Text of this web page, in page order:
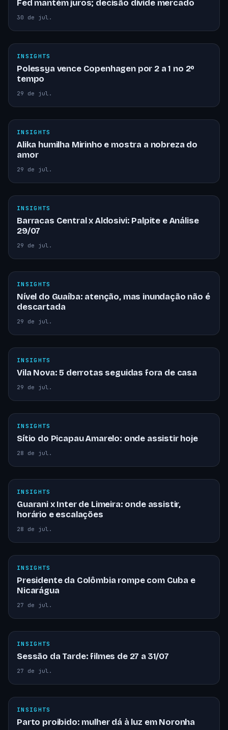
Fed mantém juros; decisão divide mercado
30 de jul.
INSIGHTS
Polessya vence Copenhagen por 2 a 1 no 2º
tempo
29 de jul.
INSIGHTS
Alika humilha Mirinho e mostra a nobreza do
amor
29 de jul.
INSIGHTS
Barracas Central x Aldosivi: Palpite e Análise
29/07
29 de jul.
INSIGHTS
Nível do Guaíba: atenção, mas inundação não é
descartada
29 de jul.
INSIGHTS
Vila Nova: 5 derrotas seguidas fora de casa
29 de jul.
INSIGHTS
Sítio do Picapau Amarelo: onde assistir hoje
28 de jul.
INSIGHTS
Guarani x Inter de Limeira: onde assistir,
horário e escalações
28 de jul.
INSIGHTS
Presidente da Colômbia rompe com Cuba e
Nicarágua
27 de jul.
INSIGHTS
Sessão da Tarde: filmes de 27 a 31/07
27 de jul.
INSIGHTS
Parto proibido: mulher dá à luz em Noronha